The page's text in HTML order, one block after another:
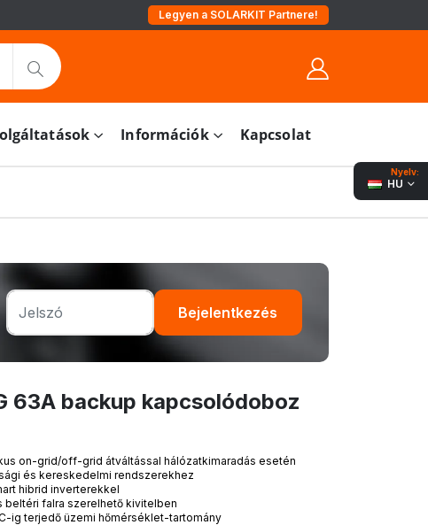
Legyen a SOLARKIT Partnere!
Nyelv:
HU
Információk Kapcsolat
Bejelentkezés
63A backup kapcsolódoboz
on-grid/off-grid átváltással hálózatkimaradás esetén
és kereskedelmi rendszerekhez
hibrid inverterekkel
falra szerelhető kivitelben
ig terjedő üzemi hőmérséklet-tartomány